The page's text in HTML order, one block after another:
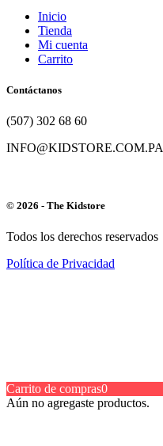
Inicio
Tienda
Mi cuenta
Carrito
Contáctanos
(507) 302 68 60
INFO@KIDSTORE.COM.PA
© 2026 - The Kidstore
Todos los derechos reservados
Política de Privacidad
Carrito de compras0
Aún no agregaste productos.